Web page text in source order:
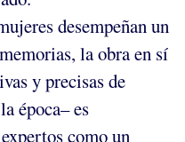
desempeñan un
la obra en sí
y precisas de
época– es
como un